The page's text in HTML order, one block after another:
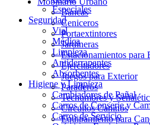
Bancas
Ceniceros
Portaextintores
Jardineras
Estacionamientos para
Ejercitadores
Juegos para Exterior
Paraderos
Techumbres y
Circuitos Caninos
Equipamiento para
Especiales
Seguridad
Vial
Médica
Limpieza
Antiderrapantes
Absorbentes
Higiene y Limpieza
Cambiadores de Pañal
Carros de Conserje y
Carros de Servicio